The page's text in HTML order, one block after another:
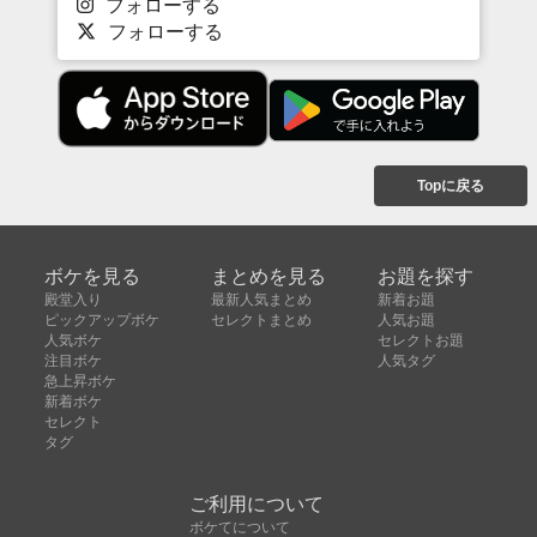
フォローする
フォローする
Topに戻る
ボケを見る
殿堂入り
ピックアップボケ
人気ボケ
注目ボケ
急上昇ボケ
新着ボケ
セレクト
タグ
まとめを見る
最新人気まとめ
セレクトまとめ
お題を探す
新着お題
人気お題
セレクトお題
人気タグ
ご利用について
ボケてについて